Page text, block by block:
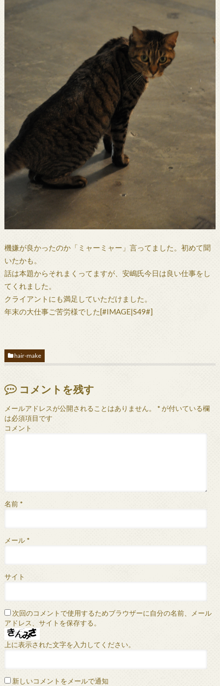
機嫌が良かったのか「ミャーミャー」言ってました。初めて聞
いたかも。
話は本題からそれまくってますが、安嶋氏今日は良い仕事をし
てくれました。
クライアントにも満足していただけました。
年末の大仕事ご苦労様でした[#IMAGE|S49#]
hair-make
コメントを残す
メールアドレスが公開されることはありません。 *が付いている欄
は必須項目です
コメント
名前 *
メール *
サイト
次回のコメントで使用するためブラウザーに自分の名前、メール
アドレス、サイトを保存する。
上に表示された文字を入力してください。
新しいコメントをメールで通知